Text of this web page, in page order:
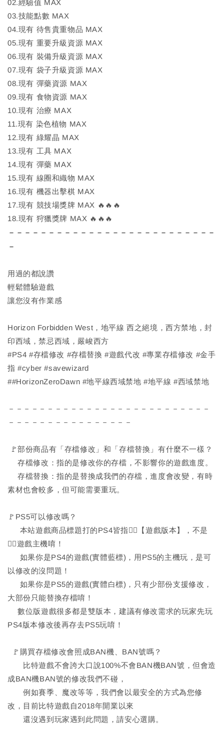
02.經驗值 MAX
03.技能點數 MAX
04.現有 待售貴重物品 MAX
05.現有 重要升級資源 MAX
06.現有 裝備升級資源 MAX
07.現有 袋子升級資源 MAX
08.現有 彈藥資源 MAX
09.現有 食物資源 MAX
10.現有 治療 MAX
11.現有 染色植物 MAX
12.現有 綠耀晶 MAX
13.現有 工具 MAX
14.現有 彈藥 MAX
15.現有 線圈和織物 MAX
16.現有 機器出擊棋 MAX
17.現有 競技場獎牌 MAX 🔥🔥🔥
18.現有 狩獵獎牌 MAX 🔥🔥🔥
－－－－－－－－－－－－－－－－－－－－－－－－－－
－
用過的都說讚
輕鬆體驗遊戲
讓您沒有作業感
Horizon Forbidden West，地平線 西之絕境，西方禁地，封
印西域，禁忌西域，嚴峻西方
#PS4 #存檔修改 #存檔替換 #遊戲代改 #專業存檔修改 #金手
指 #cyber #savewizard
##HorizonZeroDawn #地平線西域禁地 #地平線 #西域禁地
－－－－－－－－－－－－－－－－－－－－－－－－－－
－－－－－－－－－－－－－－－－
🚩部份商品有「存檔修改」和「存檔替換」有什麼不一樣？
存檔修改：指的是修改你的存檔，不影響你的遊戲進度。
存檔替換：指的是替換成我們的存檔，進度會改變，有時
素材也會較多，但可能需要重玩。
🚩PS5可以修改嗎？
本站遊戲商品標題打的PS4皆指🙆‍♂️【遊戲版本】，不是
🙅‍♂️遊戲主機唷！
如果你是PS4的遊戲(實體藍標)，用PS5的主機玩，是可
以修改的沒問題！
如果你是PS5的遊戲(實體白標)，只有少部份支援修改，
大部份只能替換存檔唷！
數位版遊戲很多都是雙版本，建議有修改需求的玩家先玩
PS4版本修改後再存去PS5玩唷！
🚩購買存檔修改會照成BAN機、BAN號嗎？
比特遊戲不會誇大口說100%不會BAN機BAN號，但會造
成BAN機BAN號的修改我們不碰，
例如賽季、魔改等等，我們會以最安全的方式為您修
改，目前比特遊戲自2018年開業以來
還沒遇到玩家遇到此問題，請安心選購。